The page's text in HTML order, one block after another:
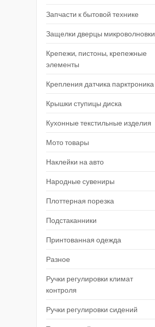
Запчасти к бытовой технике
Защелки дверцы микроволновки
Крепежи, пистоны, крепежные
элементы
Крепления датчика парктроника
Крышки ступицы диска
Кухонные текстильные изделия
Мото товары
Наклейки на авто
Народные сувениры
Плоттерная порезка
Подстаканники
Принтованная одежда
Разное
Ручки регулировки климат
контроля
Ручки регулировки сидений